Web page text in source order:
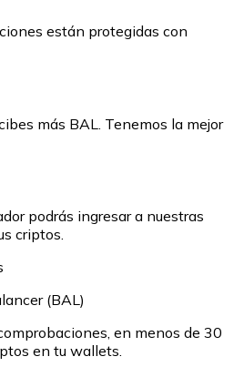
están protegidas con
más BAL. Tenemos la mejor
podrás ingresar a nuestras
criptos.
(BAL)
en menos de 30
en tu wallets.